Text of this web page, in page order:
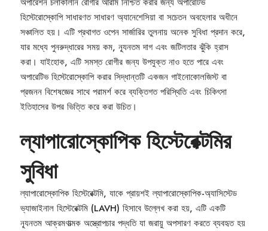
হিস্টেরোস্কোপি সাধারণত সাধারণ অ্যানেশেসিয়া বা সচেতন অবহেলার অধীনে
সঞ্চালিত হয়। এটি প্রথাগত ওপেন সার্জারির তুলনায় অনেক সুবিধা প্রদান করে,
যার মধ্যে পুনরুদ্ধারের সময় কম, ন্যূনতম দাগ এবং জটিলতার ঝুঁকি হ্রাস
করা। যাইহোক, এটি সমস্ত রোগীর জন্য উপযুক্ত নাও হতে পারে এবং
অপারেটিভ হিস্টেরোস্কোপি করার সিদ্ধান্তটি একজন গাইনোকোলজিস্ট বা
প্রজনন বিশেষজ্ঞের সাথে পরামর্শ করে ব্যক্তিগত পরিস্থিতি এবং চিকিৎসা
ইতিহাসের উপর ভিত্তি করে করা উচিত।
ল্যাপারোস্কোপিক হিস্টেরেক্টমির
সুবিধা
ল্যাপারোস্কোপিক হিস্টেরেক্টমি, যাকে প্রায়শই ল্যাপারোস্কোপিক-অ্যাসিস্টেড
ভ্যাজাইনাল হিস্টেরেক্টমি (LAVH) হিসাবে উল্লেখ করা হয়, এটি একটি
ন্যূনতম আক্রমণাত্মক অস্ত্রোপচার পদ্ধতি যা জরায়ু অপসারণ করতে ব্যবহৃত হয়